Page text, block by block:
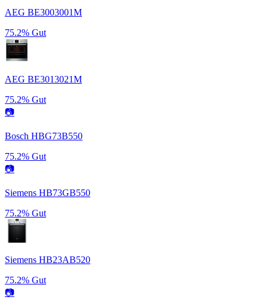
AEG BE3003001M
75.2% Gut
AEG BE3013021M
75.2% Gut
📷
Bosch HBG73B550
75.2% Gut
📷
Siemens HB73GB550
75.2% Gut
Siemens HB23AB520
75.2% Gut
📷